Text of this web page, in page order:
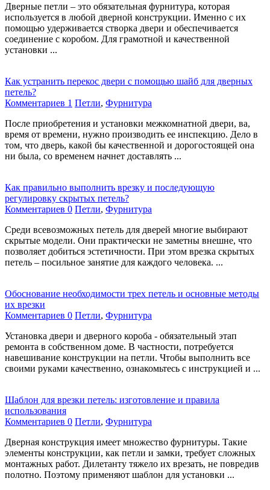
Дверные петли – это обязательная фурнитура, которая
используется в любой дверной конструкции. Именно с их
помощью удерживается створка двери и обеспечивается
соединение с коробом. Для грамотной и качественной
установки ...
Как устранить перекос двери с помощью шайб для дверных
петель?
Комментариев 1 Петли, Фурнитура
После приобретения и установки межкомнатной двери, ва,
время от времени, нужно производить ее инспекцию. Дело в
том, что дверь, какой бы качественной и дорогостоящей она
ни была, со временем начнет доставлять ...
Как правильно выполнить врезку и последующую
регулировку скрытых петель?
Комментариев 0 Петли, Фурнитура
Среди всевозможных петель для дверей многие выбирают
скрытые модели. Они практически не заметны внешне, что
позволяет добиться эстетичности. При этом врезка скрытых
петель – посильное занятие для каждого человека. ...
Обоснование необходимости трех петель и основные методы
их врезки
Комментариев 0 Петли, Фурнитура
Установка двери и дверного короба - обязательный этап
ремонта в собственном доме. В частности, потребуется
навешивание конструкции на петли. Чтобы выполнить все
своими руками качественно, ознакомьтесь с инструкцией и ...
Шаблон для врезки петель: изготовление и правила
использования
Комментариев 0 Петли, Фурнитура
Дверная конструкция имеет множество фурнитуры. Такие
элементы конструкции, как петли и замки, требует сложных
монтажных работ. Дилетанту тяжело их врезать, не повредив
полотно. Поэтому применяют шаблон для установки ...